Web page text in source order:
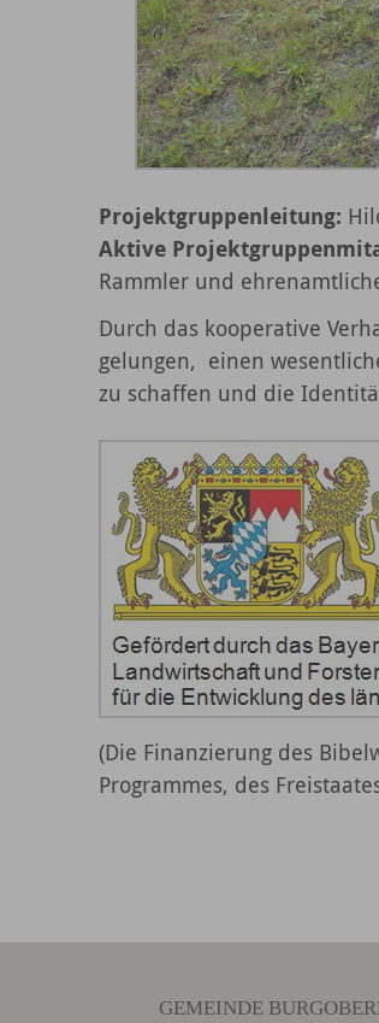
Projektgruppenleitung:
Aktive
Rammler und
Durch das kooperative
gelungen, einen
zu schaffen und die
(Die Finanzierung des
Programmes, des
GEMEINDE